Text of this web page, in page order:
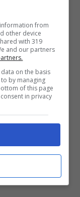
Maggio 2019
from
other device
with 319
and our partners
on the basis
by managing
of this page
in privacy